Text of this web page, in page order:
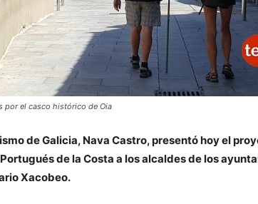
por el casco histórico de Oia
de Galicia, Nava Castro, presentó hoy el
de la Costa a los alcaldes de los
Xacobeo.